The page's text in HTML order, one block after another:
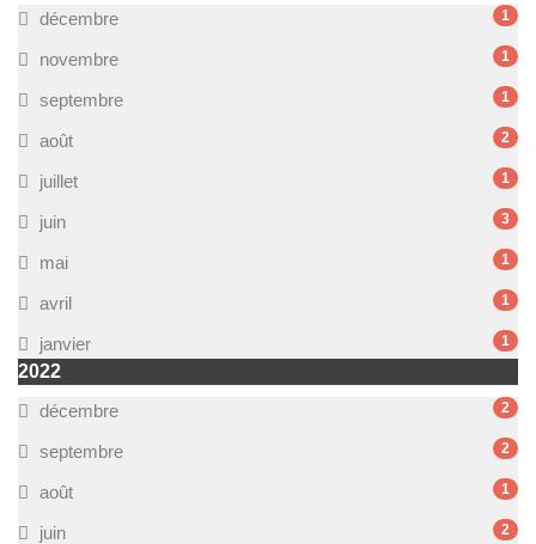
décembre
1
novembre 1
septembre 1
août 2
juillet 1
juin 3
mai 1
avril 1
janvier 1
2022
décembre
2
septembre 2
août 1
juin 2